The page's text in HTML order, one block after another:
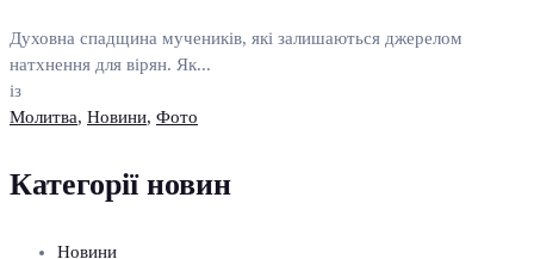
Духовна спадщина мучеників, які залишаються джерелом
натхнення для вірян. Як...
із
Молитва, Новини, Фото
Категорії новин
Новини